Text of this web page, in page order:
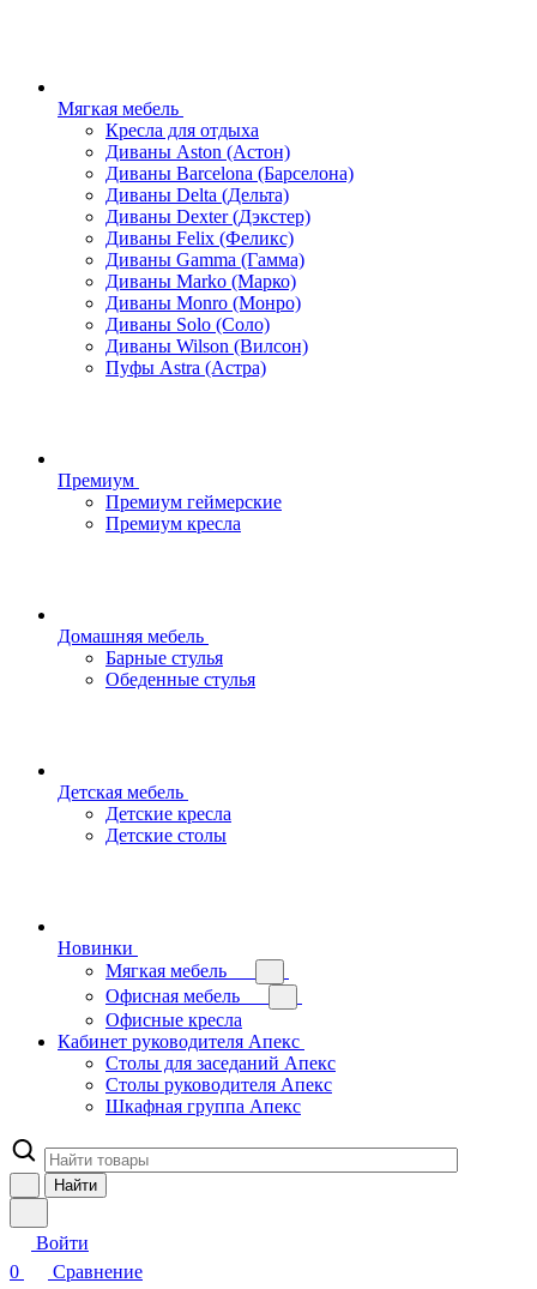
Мягкая мебель
Кресла для отдыха
Диваны Aston (Астон)
Диваны Barcelona (Барселона)
Диваны Delta (Дельта)
Диваны Dexter (Дэкстер)
Диваны Felix (Феликс)
Диваны Gamma (Гамма)
Диваны Marko (Марко)
Диваны Monro (Монро)
Диваны Solo (Соло)
Диваны Wilson (Вилсон)
Пуфы Astra (Астра)
Премиум
Премиум геймерские
Премиум кресла
Домашняя мебель
Барные стулья
Обеденные стулья
Детская мебель
Детские кресла
Детские столы
Новинки
Мягкая мебель
Офисная мебель
Офисные кресла
Кабинет руководителя Апекс
Столы для заседаний Апекс
Столы руководителя Апекс
Шкафная группа Апекс
Найти
Войти
0
Сравнение